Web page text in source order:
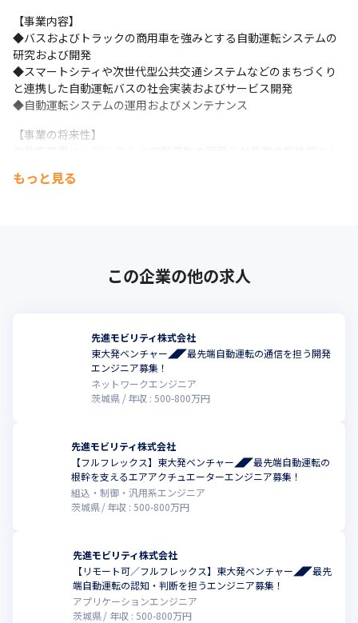
【事業内容】
◆バスおよびトラックの商用車を強みとする自動運転システムの
研究および開発
◆スマートシティや次世代型公共交通システムなどのまちづくり
と連携した自動運転バスの社会実装およびサービス開発
◆自動運転システムの運用およびメンテナンス
【事業の将来性】
は、次世代型公共交通システムという背景での自動運転モビリテ
すので、安定した経営環境で開発に取り組むことが可能です。そ
の後の自動運転の実用化の先に、広大なマーケットシェアの獲得
当社は2025年までを自動運転の実用化に向けた事業フェーズの転
換期と位置付けており、開発体制の強化のため、中核となるエン
ジニアの採用募集を行っています。
り、静かで落ち着いている職場です。勤務形態や仕事の進め方は
自由度高い社風のため、チームメンバーとコミュニケーションを
とりながら主体的に動ける方や、フットワークの軽い方がカルチ
ャーフィットします。また、当社は少数精鋭でコンパクトな開発
体制を構築していますので、部門間の垣根が少なく業務の全体像
【設立日】2014年6月19日
【代表者】瀬川　雅也
【資本金】9,500万円
もっと見る
この企業の他の求人
先進モビリティ株式会社
東大発ベンチャー◢◤最先端自動運転の通信を担う開発
エンジニア募集！
ネットワークエンジニア
茨城県
年収 :500-800万円
先進モビリティ株式会社
【フルフレックス】東大発ベンチャー◢◤最先端自動運転の
根幹を支えるエアアクチュエーターエンジニア募集！
組込・制御・汎用系エンジニア
茨城県
年収 :500-800万円
先進モビリティ株式会社
【リモート可／フルフレックス】東大発ベンチャー◢◤最先
端自動運転の認知・判断を担うエンジニア募集！
アプリケーションエンジニア
茨城県
年収 : 500-800万円